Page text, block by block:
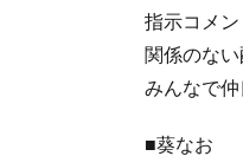
指示コメ
関係のない
みんなで
■葵なお